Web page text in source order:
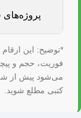
پروژه‌های
*توضیح: این
فوریت، حجم و
می‌شود پیش از
کتبی مطلع شوید.